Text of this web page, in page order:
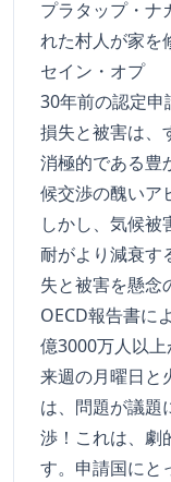
プラタップ・ナ
れた村人が家を
セイン・オプ
30年前の認定申
損失と被害は、
消極的である豊
候交渉の醜いア
しかし、気候被
耐がより減衰す
失と被害を懸念
OECD報告書に
億3000万人以上
来週の月曜日と
は、問題が議題
渉！これは、劇
す。申請国にと